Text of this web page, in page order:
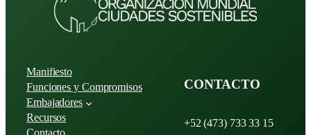
Manifiesto
Funciones y Compromisos
Embajadores
Recursos
CONTACTO
+52 (473) 733 33 15